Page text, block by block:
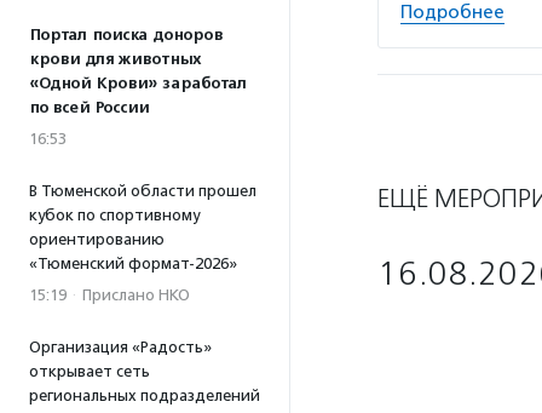
Портал поиска доноров
крови для животных
«Одной Крови» заработал
по всей России
16:53
В Тюменской области прошел
кубок по спортивному
ориентированию
«Тюменский формат-2026»
15:19 · Прислано НКО
Организация «Радость»
открывает сеть
региональных подразделений
Подробнее
ЕЩЁ